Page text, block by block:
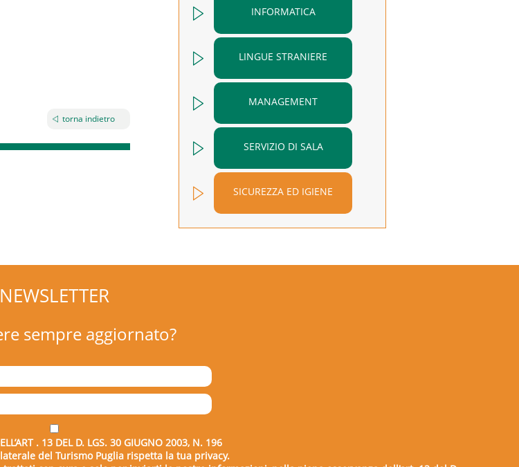
torna indietro
INFORMATICA
LINGUE STRANIERE
MANAGEMENT
SERVIZIO DI SALA
SICUREZZA ED IGIENE
NEWSLETTER
sempre aggiornato?
. 13 DEL D. LGS. 30 GIUGNO 2003, N. 196
del Turismo Puglia rispetta la tua privacy.